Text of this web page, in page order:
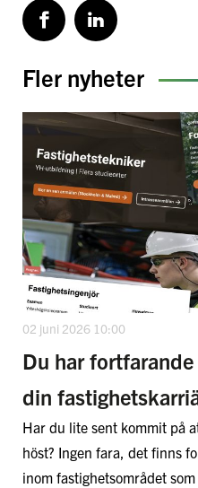
Fler nyheter
02 juni 2026 10:00
Du har
din
Har du lite sent kommit på
höst? Ingen fara, det finns
inom fastighetsområdet